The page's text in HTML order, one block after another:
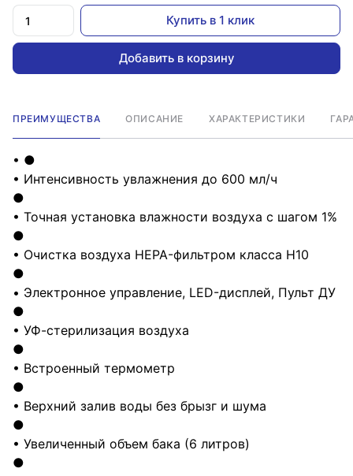
Купить в 1 клик
Добавить в корзину
ПРЕИМУЩЕСТВА ОПИСАНИЕ ХАРАКТЕРИСТИКИ
• ●
• Интенсивность увлажнения до 600 мл/ч
●
• Точная установка влажности воздуха с шагом 1%
●
• Очистка воздуха HEPA-фильтром класса H10
●
• Электронное управление, LED-дисплей, Пульт ДУ
●
• УФ-стерилизация воздуха
●
• Встроенный термометр
●
• Верхний залив воды без брызг и шума
●
• Увеличенный объем бака (6 литров)
●